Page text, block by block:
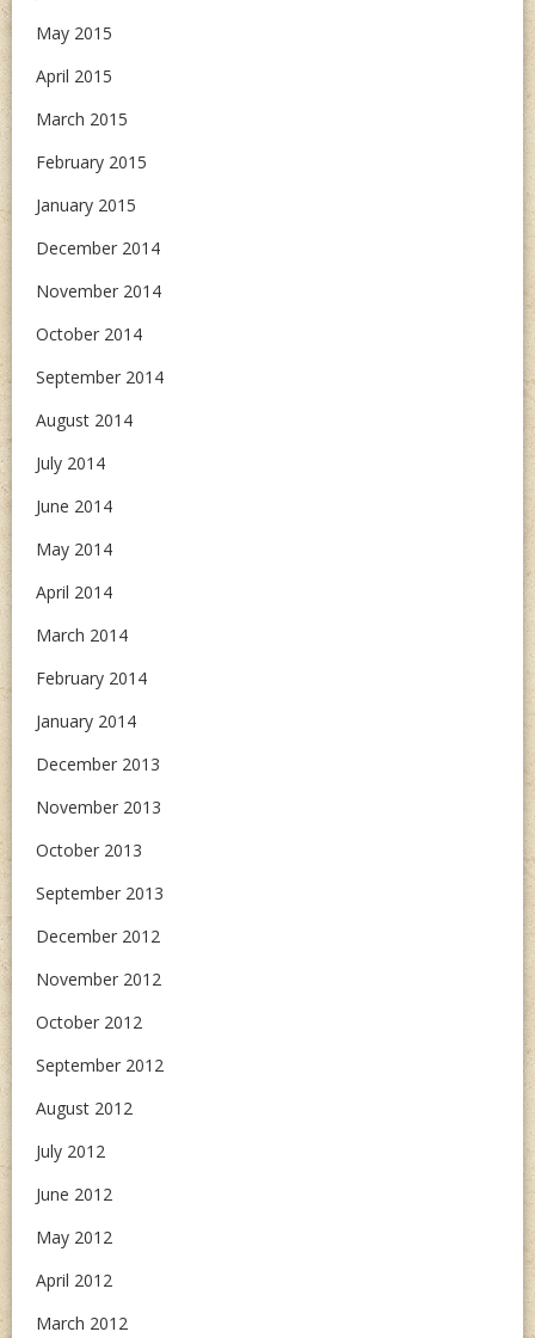
May 2015
April 2015
March 2015
February 2015
January 2015
December 2014
November 2014
October 2014
September 2014
August 2014
July 2014
June 2014
May 2014
April 2014
March 2014
February 2014
January 2014
December 2013
November 2013
October 2013
September 2013
December 2012
November 2012
October 2012
September 2012
August 2012
July 2012
June 2012
May 2012
April 2012
March 2012